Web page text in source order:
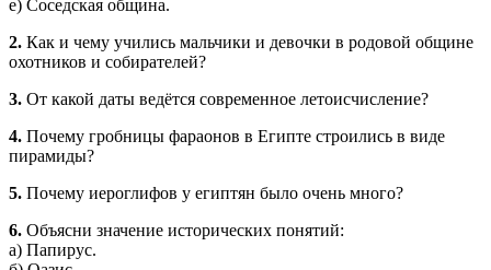
е) Соседская община.
2. Как и чему учились мальчики и девочки в родовой общине
охотников и собирателей?
3. От какой даты ведётся современное летоисчисление?
4. Почему гробницы фараонов в Египте строились в виде
пирамиды?
5. Почему иероглифов у египтян было очень много?
6. Объясни значение исторических понятий:
а) Папирус.